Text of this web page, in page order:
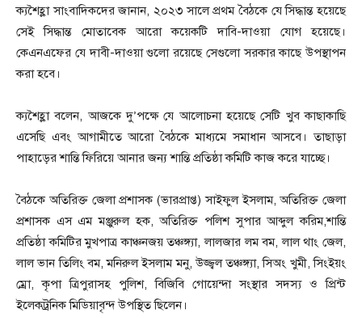
ক্যশৈহ্লা সাংবাদিকদের জানান, ২০২৩ সালে প্রথম বৈঠকে যে সিদ্ধান্ত হয়েছে
সেই সিদ্ধান্ত মোতাবেক আরো কয়েকটি দাবি-দাওয়া যোগ হয়েছে।
কেএনএফের যে দাবী-দাওয়া গুলো রয়েছে সেগুলো সরকার কাছে উপস্থাপন
করা হবে।
ক্যশৈহ্লা বলেন, আজকে দু’পক্ষে যে আলোচনা হয়েছে সেটি খুব কাছাকাছি
এসেছি এবং আগামীতে আরো বৈঠকে মাধ্যমে সমাধান আসবে। তাছাড়া
পাহাড়ের শান্তি ফিরিয়ে আনার জন্য শান্তি প্রতিষ্ঠা কমিটি কাজ করে যাচ্ছে।
বৈঠকে অতিরিক্ত জেলা প্রশাসক (ভারপ্রাপ্ত) সাইফুল ইসলাম, অতিরিক্ত জেলা
প্রশাসক এস এম মঞ্জুরুল হক, অতিরিক্ত পলিশ সুপার আব্দুল করিম,শান্তি
প্রতিষ্ঠা কমিটির মুখপাত্র কাঞ্চনজয় তঞ্চঙ্গ্যা, লালজার লম বম, লাল থাং জেল,
লাল ভান তিলিং বম, মনিরুল ইসলাম মনু, উজ্জ্বল তঞ্চঙ্গ্যা, সিঅং খুমী, সিংইয়ং
ম্রো, কৃপা ত্রিপুরাসহ পুলিশ, বিজিবি গোয়েন্দা সংস্থার সদস্য ও প্রিন্ট
ইলেকট্রনিক মিডিয়াবৃন্দ উপস্থিত ছিলেন।